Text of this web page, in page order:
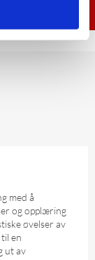
med å
og opplæring
øvelser av
en
ut av